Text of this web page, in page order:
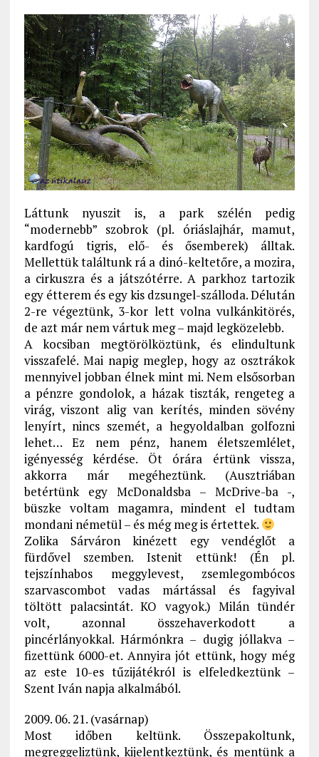
Láttunk nyuszit is, a park szélén pedig
“modernebb” szobrok (pl. óriáslajhár, mamut,
kardfogú tigris, elő- és ősemberek) álltak.
Mellettük találtunk rá a dinó-keltetőre, a mozira,
a cirkuszra és a játszótérre. A parkhoz tartozik
egy étterem és egy kis dzsungel-szálloda. Délután
2-re végeztünk, 3-kor lett volna vulkánkitörés,
de azt már nem vártuk meg – majd legközelebb.
A kocsiban megtörölköztünk, és elindultunk
visszafelé. Mai napig meglep, hogy az osztrákok
mennyivel jobban élnek mint mi. Nem elsősorban
a pénzre gondolok, a házak tiszták, rengeteg a
virág, viszont alig van kerítés, minden sövény
lenyírt, nincs szemét, a hegyoldalban golfozni
lehet… Ez nem pénz, hanem életszemlélet,
igényesség kérdése. Öt órára értünk vissza,
akkorra már megéheztünk. (Ausztriában
betértünk egy McDonaldsba – McDrive-ba -,
büszke voltam magamra, mindent el tudtam
mondani németül – és még meg is értettek.
Zolika Sárváron kinézett egy vendéglőt a
fürdővel szemben. Istenit ettünk! (Én pl.
tejszínhabos meggylevest, zsemlegombócos
szarvascombot vadas mártással és fagyival
töltött palacsintát. KO vagyok.) Milán tündér
volt, azonnal összehaverkodott a
pincérlányokkal. Hármónkra – dugig jóllakva –
fizettünk 6000-et. Annyira jót ettünk, hogy még
az este 10-es tűzijátékról is elfeledkeztünk –
Szent Iván napja alkalmából.
2009. 06. 21. (vasárnap)
Most időben keltünk. Összepakoltunk,
megreggeliztünk, kijelentkeztünk, és mentünk a